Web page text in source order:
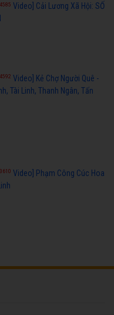
Video] Cải Lương Xã Hội: SỐ
Video] Kẻ Chợ Người Quê -
Tài Linh, Thanh Ngân, Tấn
Video] Phạm Công Cúc Hoa